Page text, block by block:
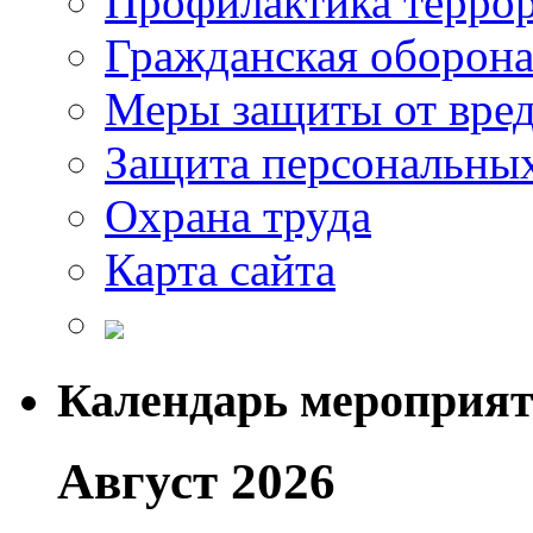
Гражданская оборона
Меры защиты от
Защита
Охрана труда
Карта сайта
Календарь
Август 2026